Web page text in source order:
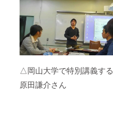
△岡山大学で特別講義する
原田謙介さん